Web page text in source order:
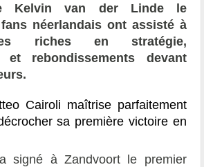
Kelvin van der Linde le
néerlandais ont assisté à
riches en stratégie,
et rebondissements devant
Cairoli maîtrise parfaitement
sa première victoire en
signé à Zandvoort le premier